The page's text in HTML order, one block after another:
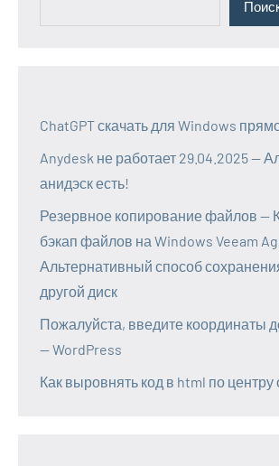
ChatGPT скачать для Windows
Anydesk не работает 29.04.2025 —
анидэск есть!
Резервное копирование файлов —
бэкап файлов на Windows Veeam
Альтернативный способ
другой диск
Пожалуйста, введите координаты
— WordPress
Как выровнять код в html по центру